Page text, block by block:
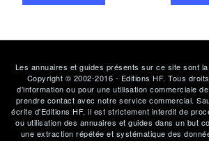
Les annuaires et guides présents sur ce site sont
Copyright © 2002-2016 - Editions HF. Tous
d'information ou pour une utilisation commerciale
prendre contact avec notre service commercial.
écrite d'Editions HF, il est strictement interdit de
ou utilisation des annuaires et guides dans un but
une extraction répétée et systématique des